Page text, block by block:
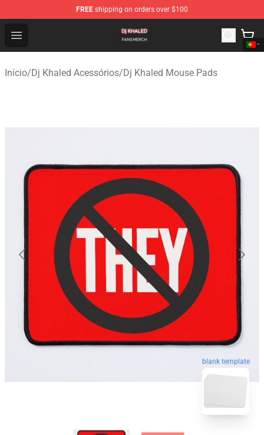
FREE shipping on orders over $100
Open menu
Dj Khaled Shop - Official Dj Khaled Merchandise Store
Início/Dj Khaled Acessórios/Dj Khaled Mouse Pads
blank template